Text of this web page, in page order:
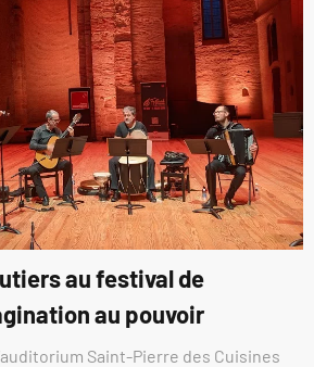
au festival de
au pouvoir
Saint-Pierre des Cuisines